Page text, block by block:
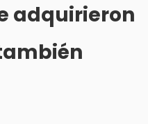
adquirieron